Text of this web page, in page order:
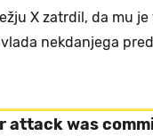
X zatrdil, da mu
nekdanjega
attack was